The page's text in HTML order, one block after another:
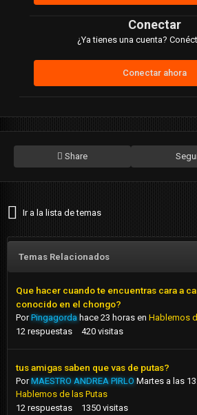
Conectar
¿Ya tienes una cuenta?
Conectar ahora
Share
Ir a la lista de temas
Temas Relacionados
Que hacer cuando te encuentras cara a
conocido en el chongo?
PorPingagorda hace 23 horas en Hablemos
12 respuestas 420 visitas
tus amigas saben que vas de putas?
PorMAESTRO ANDREA PIRLO Martes a las
Hablemos de las Putas
12 respuestas 1350 visitas